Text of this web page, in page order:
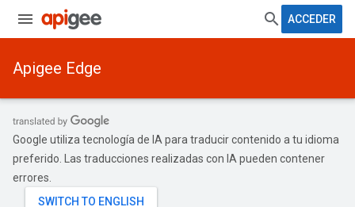
ACCEDER
Apigee Edge
Google utiliza tecnología de IA para traducir contenido a tu idioma
preferido. Las traducciones realizadas con IA pueden contener
errores.